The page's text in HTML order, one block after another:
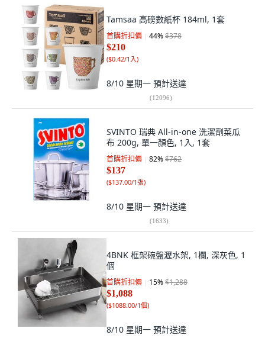
Tamsaa 高磅數紙杯 184ml, 1套
首購折扣價 44%$378
$210
($0.42/1入)
8/10 星期一 預計送達
(12096)
SVINTO 瑞典 All-in-one 洗潔劑菜瓜
布 200g, 單一顏色, 1入, 1套
首購折扣價 82%$762
$137
($137.00/1張)
8/10 星期一 預計送達
(1633)
4BNK 框架碗盤瀝水架, 1欄, 深灰色, 1
個
首購折扣價 15%$1,288
$1,088
($1088.00/1個)
8/10 星期一 預計送達